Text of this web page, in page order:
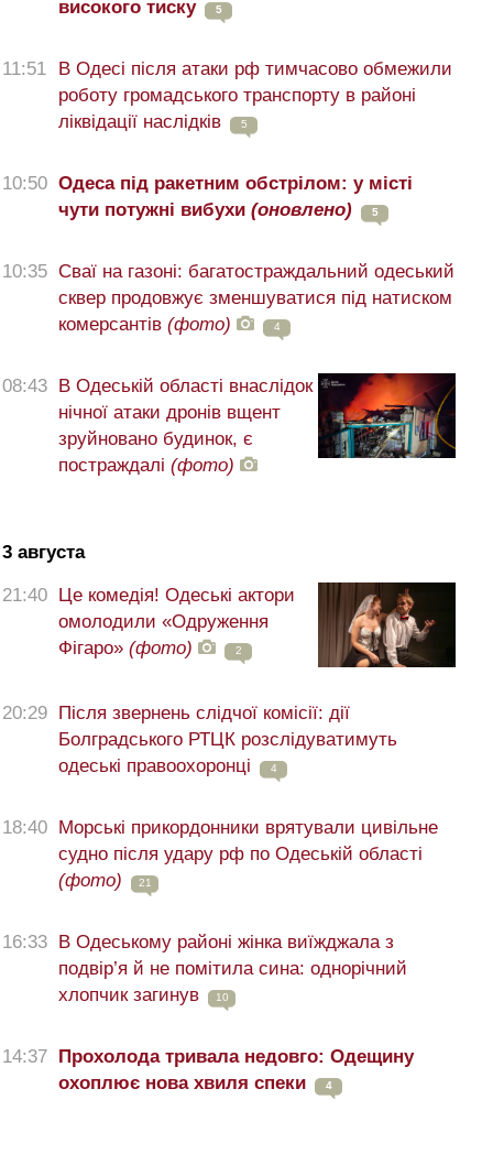
високого тиску
5
11:51
В Одесі після атаки рф тимчасово обмежили
роботу громадського транспорту в районі
ліквідації наслідків
5
10:50 Одеса під ракетним обстрілом: у місті
чути потужні вибухи (оновлено) 5
10:35 Сваї на газоні: багатостраждальний одеський
сквер продовжує зменшуватися під натиском
комерсантів (фото) 4
08:43 В Одеській області внаслідок
нічної атаки дронів вщент
зруйновано будинок, є
постраждалі (фото)
3 августа
21:40 Це комедія! Одеські актори
омолодили «Одруження
Фігаро» (фото) 2
20:29 Після звернень слідчої комісії: дії
Болградського РТЦК розслідуватимуть
одеські правоохоронці
4
18:40 Морські прикордонники врятували цивільне
судно після удару рф по Одеській області
(фото)
21
16:33 В Одеському районі жінка виїжджала з
подвір’я й не помітила сина: однорічний
хлопчик загинув
10
14:37 Прохолода тривала недовго: Одещину
охоплює нова хвиля спеки
4